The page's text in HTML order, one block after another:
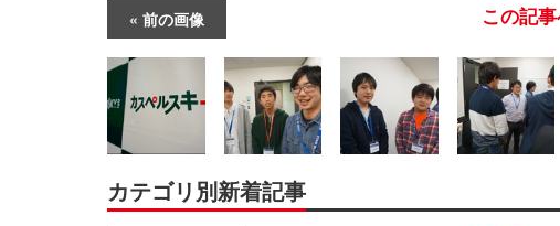
前の画像 この記
カテゴリ別新着記事